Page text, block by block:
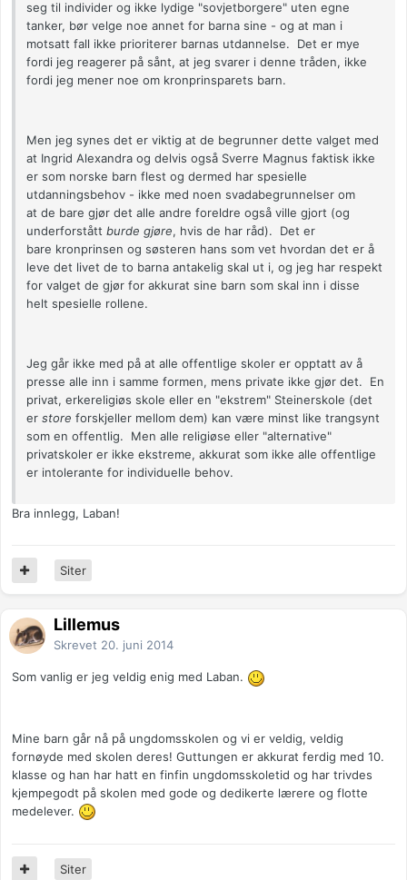
seg til individer og ikke lydige "sovjetborgere" uten egne
tanker, bør velge noe annet for barna sine - og at man i
motsatt fall ikke prioriterer barnas utdannelse. Det er mye
fordi jeg reagerer på sånt, at jeg svarer i denne tråden, ikke
fordi jeg mener noe om kronprinsparets barn.
Men jeg synes det er viktig at de begrunner dette valget med
at Ingrid Alexandra og delvis også Sverre Magnus faktisk ikke
er som norske barn flest og dermed har spesielle
utdanningsbehov - ikke med noen svadabegrunnelser om
at de bare gjør det alle andre foreldre også ville gjort (og
underforstått burde gjøre, hvis de har råd). Det er
bare kronprinsen og søsteren hans som vet hvordan det er å
leve det livet de to barna antakelig skal ut i, og jeg har respekt
for valget de gjør for akkurat sine barn som skal inn i disse
helt spesielle rollene.
Jeg går ikke med på at alle offentlige skoler er opptatt av å
presse alle inn i samme formen, mens private ikke gjør det. En
privat, erkereligiøs skole eller en "ekstrem" Steinerskole (det
er store forskjeller mellom dem) kan være minst like trangsynt
som en offentlig. Men alle religiøse eller "alternative"
privatskoler er ikke ekstreme, akkurat som ikke alle offentlige
er intolerante for individuelle behov.
Bra innlegg, Laban!
Siter
Lillemus
Skrevet 20. juni 2014
Som vanlig er jeg veldig enig med Laban.
Mine barn går nå på ungdomsskolen og vi er veldig, veldig
fornøyde med skolen deres! Guttungen er akkurat ferdig med 10.
klasse og han har hatt en finfin ungdomsskoletid og har trivdes
kjempegodt på skolen med gode og dedikerte lærere og flotte
medelever.
Siter